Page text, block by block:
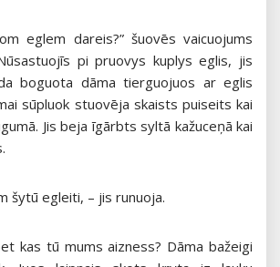
eglem dareis?” šuovēs vaicuojums
pi pruovys kuplys eglis, jis
boguota dāma tierguojuos ar eglis
sūpluok stuovēja skaists puiseits kai
Jis beja īgārbts syltā kažuceņā kai
šytū egleiti, – jis runuoja.
kas tū mums aizness? Dāma bažeigi